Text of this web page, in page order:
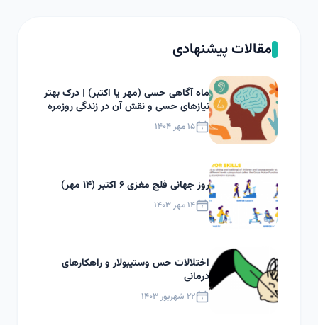
مقالات پیشنهادی
ماه آگاهی حسی (مهر یا اکتبر) | درک بهتر
نیازهای حسی و نقش آن در زندگی روزمره
۱۵ مهر ۱۴۰۴
روز جهانی فلج مغزی ۶ اکتبر (۱۴ مهر)
۱۴ مهر ۱۴۰۳
اختلالات حس وستیبولار و راهکارهای
درمانی
۲۲ شهریور ۱۴۰۳